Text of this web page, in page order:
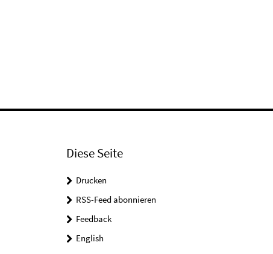
Diese Seite
Drucken
RSS-Feed abonnieren
Feedback
English